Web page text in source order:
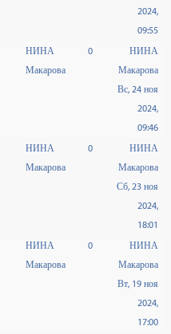
2024,
09:55
НИНА
Макарова
0
НИНА
Макарова
Вс, 24 ноя
2024,
09:46
НИНА
Макарова
0
НИНА
Макарова
Сб, 23 ноя
2024,
18:01
НИНА
Макарова
0
НИНА
Макарова
Вт, 19 ноя
2024,
17:00